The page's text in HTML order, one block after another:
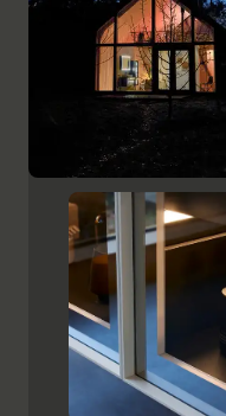
opcionalmente con
interior adicional
organizadora
aprovechamiento del
Mostrar muebles